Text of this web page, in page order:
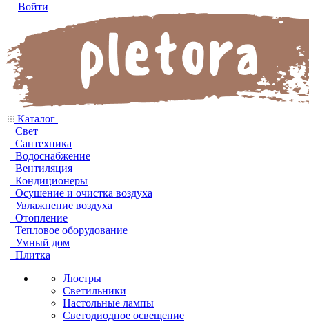
Войти
Каталог
Свет
Сантехника
Водоснабжение
Вентиляция
Кондиционеры
Осушение и очистка воздуха
Увлажнение воздуха
Отопление
Тепловое оборудование
Умный дом
Плитка
Люстры
Светильники
Настольные лампы
Светодиодное освещение